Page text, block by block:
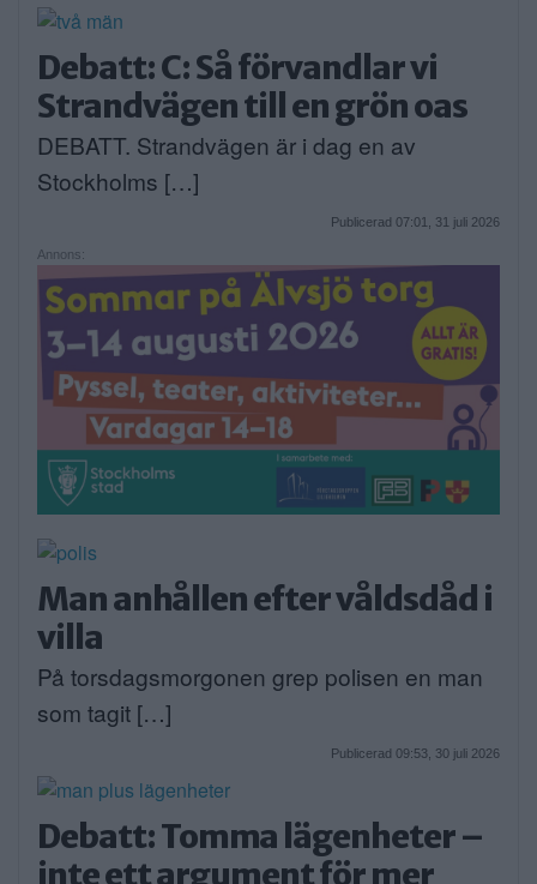
Debatt: C: Så förvandlar vi
Strandvägen till en grön oas
DEBATT. Strandvägen är i dag en av
Stockholms […]
Publicerad 07:01, 31 juli 2026
Annons:
Man anhållen efter våldsdåd i
villa
På torsdagsmorgonen grep polisen en man
som tagit […]
Publicerad 09:53, 30 juli 2026
Debatt: Tomma lägenheter –
inte ett argument för mer